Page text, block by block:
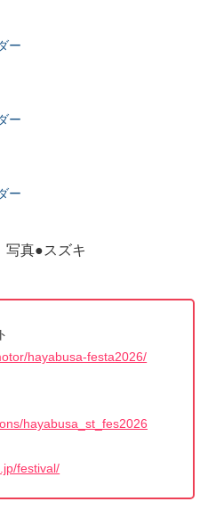
ー
ー
ー
真●スズキ
hayabusa-festa2026/
hayabusa_st_fes2026
festival/